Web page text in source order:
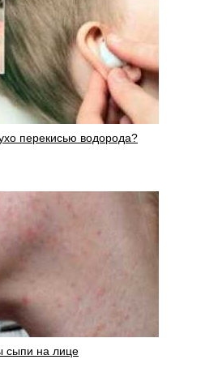
перекисью водорода?
сыпи на лице